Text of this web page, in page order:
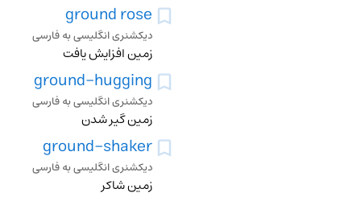
ground rose
دیکشنری انگلیسی به فارسی
زمین افزایش یافت
ground-hugging
دیکشنری انگلیسی به فارسی
زمین گیر شدن
ground-shaker
دیکشنری انگلیسی به فارسی
زمین شاکر